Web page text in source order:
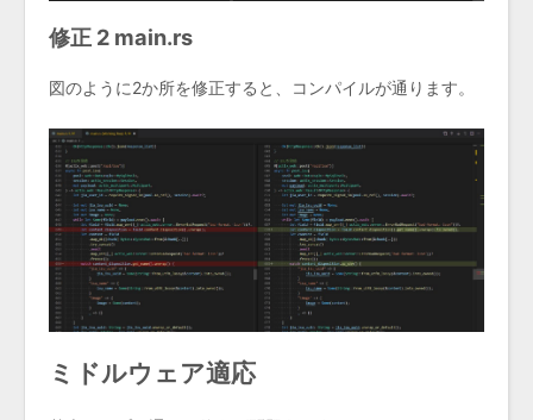
修正 2 main.rs
図のように2か所を修正すると、コンパイルが通ります。
ミドルウェア適応